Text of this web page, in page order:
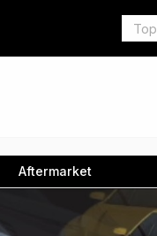
Honda
Aftermarket